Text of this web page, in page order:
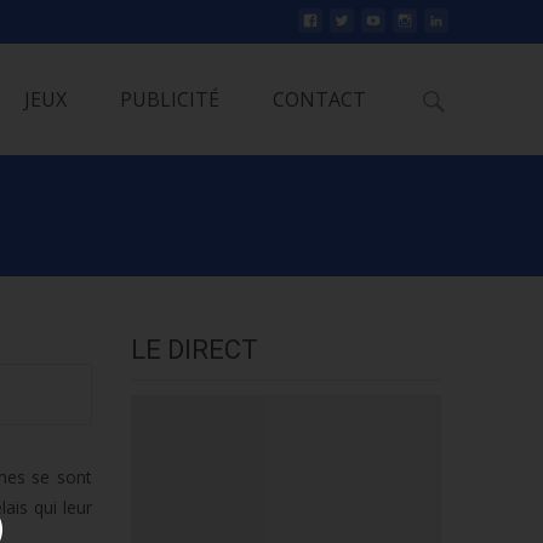
JEUX PUBLICITÉ CONTACT
se sont
qui leur
LE DIRECT